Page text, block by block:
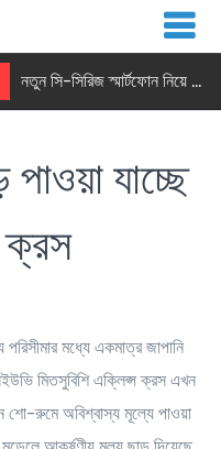
নতুন সি-সিরিজ স্মার্টফোন নিয়ে আসছে রিয়েলমি
যাচ্ছে
ক্রস
পরিসীমার মধ্যে একমাত্র জাপানি
মিতসুবিশি এক্লিপ্স ক্রস এখন
শো-রুমে অবিশ্বাস্য মূল্যে পাওয়া